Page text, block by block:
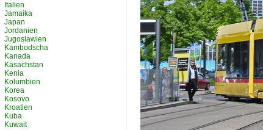
Italien
Jamaika
Japan
Jordanien
Jugoslawien
Kambodscha
Kanada
Kasachstan
Kenia
Kolumbien
Korea
Kosovo
Kroatien
Kuba
Kuwait